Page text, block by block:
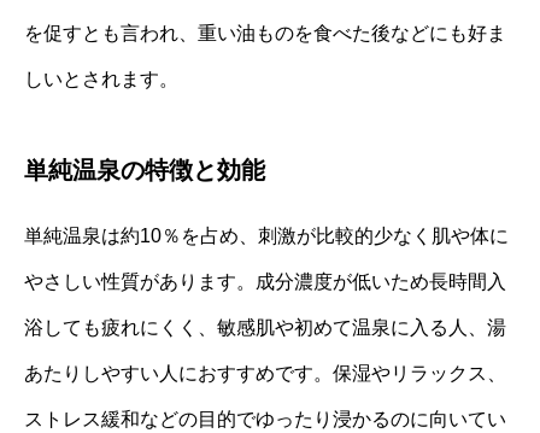
を促すとも言われ、重い油ものを食べた後などにも好ま
しいとされます。
単純温泉の特徴と効能
単純温泉は約10％を占め、刺激が比較的少なく肌や体に
やさしい性質があります。成分濃度が低いため長時間入
浴しても疲れにくく、敏感肌や初めて温泉に入る人、湯
あたりしやすい人におすすめです。保湿やリラックス、
ストレス緩和などの目的でゆったり浸かるのに向いてい